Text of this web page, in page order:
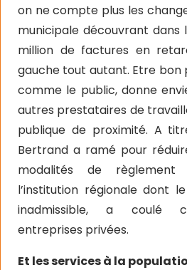
on ne compte plus les
municipale découvrant dans
million de factures en
gauche tout autant. Etre bon
comme le public, donne
autres prestataires de
publique de proximité. A
Bertrand a ramé pour
modalités de
l’institution régionale dont
inadmissible, a coulé
entreprises privées.
Et les services à la